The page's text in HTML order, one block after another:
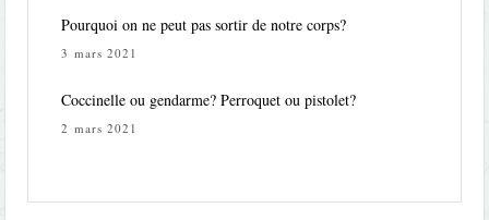
Pourquoi on ne peut pas sortir de notre corps?
3 mars 2021
Coccinelle ou gendarme? Perroquet ou pistolet?
2 mars 2021